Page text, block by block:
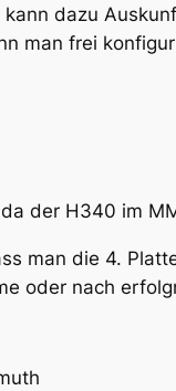
dazu
man frei
der H340 im
man die 4.
oder nach